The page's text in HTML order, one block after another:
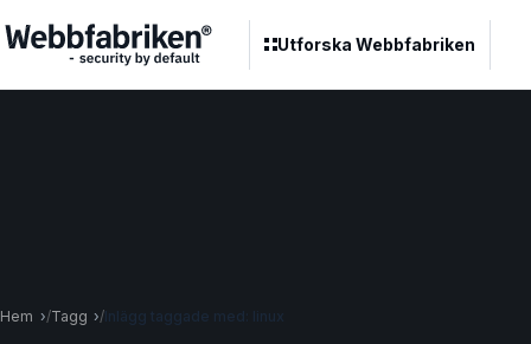
Utforska Webbfabriken
Hem Tagg Inlägg taggade med: linux